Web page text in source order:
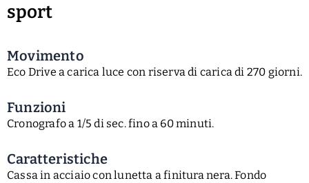
sport
Movimento
Eco Drive a carica luce con riserva di carica di 270 giorni.
Funzioni
Cronografo a 1/5 di sec. fino a 60 minuti.
Caratteristiche
Cassa in acciaio con lunetta a finitura nera. Fondo